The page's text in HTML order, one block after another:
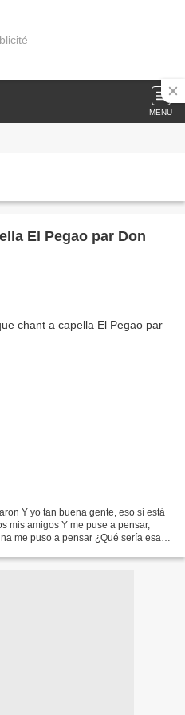
MENU
El Pegao par Don
Y yo tan buena gente, eso sí está
mis amigos Y me puse a pensar,
me puso a pensar ¿Qué sería esa